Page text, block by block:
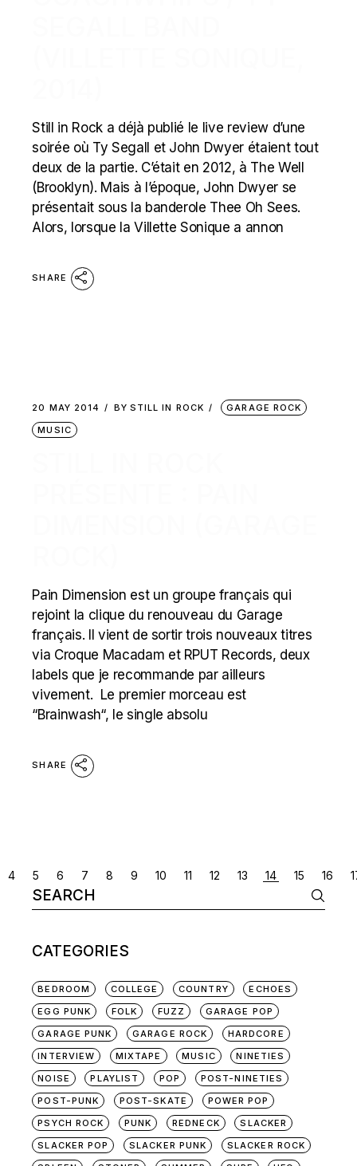
Still in Rock a déjà publié le live review d’une
soirée où Ty Segall et John Dwyer étaient tout
deux de la partie. C’était en 2012, à The Well
(Brooklyn). Mais à l’époque, John Dwyer se
présentait sous la banderole Thee Oh Sees.
Alors, lorsque la Villette Sonique a annon
SHARE
20 MAY 2014 BY STILL IN ROCK
GARAGE ROCK
MUSIC
Pain Dimension est un groupe français qui
rejoint la clique du renouveau du Garage
français. Il vient de sortir trois nouveaux titres
via Croque Macadam et RPUT Records, deux
labels que je recommande par ailleurs
vivement. Le premier morceau est
“Brainwash“, le single absolu
SHARE
POSTS
NAVIGATION
4 5 6 7 8 9 10 11 12 13 14 15 16
Search
for:
CATEGORIES
BEDROOM COLLEGE COUNTRY
ECHOES
EGG PUNK
FOLK FUZZ
GARAGE POP
GARAGE PUNK
GARAGE ROCK
HARDCORE
INTERVIEW
MIXTAPE MUSIC
NINETIES
NOISE
PLAYLIST POP
POST-NINETIES
POST-PUNK
POST-SKATE
POWER POP
PSYCH ROCK
PUNK REDNECK
SLACKER
SLACKER POP
SLACKER PUNK
SLACKER ROCK